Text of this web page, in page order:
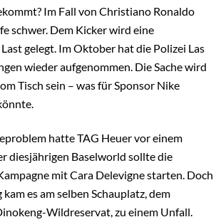
Im Fall von Christiano Ronaldo
schwer. Dem Kicker wird eine
gelegt. Im Oktober hat die Polizei Las
wieder aufgenommen. Die Sache wird
Tisch sein – was für Sponsor Nike
hatte TAG Heuer vor einem
diesjährigen Baselworld sollte die
mit Cara Delevigne starten. Doch
es am selben Schauplatz, dem
Wildreservat, zu einem Unfall.